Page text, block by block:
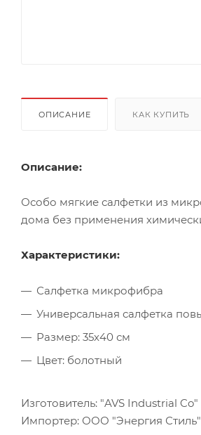
ОПИСАНИЕ КАК КУПИТЬ
Описание:
Особо мягкие салфетки из
дома без применения
Характеристики:
Салфетка микрофибра
Универсальная салфетка
Размер: 35х40 см
Цвет: болотный
Изготовитель: "AVS Industrial
Импортер: ООО "Энергия Стиль"